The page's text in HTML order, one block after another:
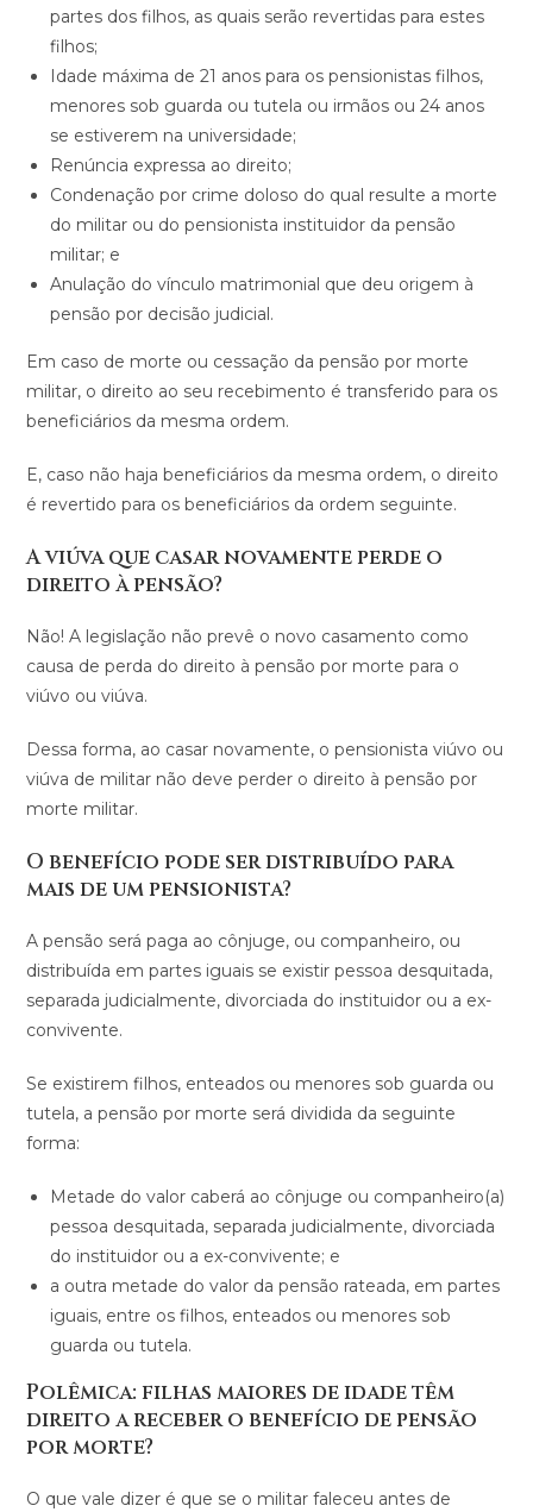
partes dos filhos, as quais serão revertidas para estes
filhos;
Idade máxima de 21 anos para os pensionistas filhos,
menores sob guarda ou tutela ou irmãos ou 24 anos
se estiverem na universidade;
Renúncia expressa ao direito;
Condenação por crime doloso do qual resulte a morte
do militar ou do pensionista instituidor da pensão
militar; e
Anulação do vínculo matrimonial que deu origem à
pensão por decisão judicial.
Em caso de morte ou cessação da pensão por morte
militar, o direito ao seu recebimento é transferido para os
beneficiários da mesma ordem.
E, caso não haja beneficiários da mesma ordem, o direito
é revertido para os beneficiários da ordem seguinte.
A viúva que casar novamente perde o
direito à pensão?
Não! A legislação não prevê o novo casamento como
causa de perda do direito à pensão por morte para o
viúvo ou viúva.
Dessa forma, ao casar novamente, o pensionista viúvo ou
viúva de militar não deve perder o direito à pensão por
morte militar.
O benefício pode ser distribuído para
mais de um pensionista?
A pensão será paga ao cônjuge, ou companheiro, ou
distribuída em partes iguais se existir pessoa desquitada,
separada judicialmente, divorciada do instituidor ou a ex-
convivente.
Se existirem filhos, enteados ou menores sob guarda ou
tutela, a pensão por morte será dividida da seguinte
forma:
Metade do valor caberá ao cônjuge ou companheiro(a)
pessoa desquitada, separada judicialmente, divorciada
do instituidor ou a ex-convivente; e
a outra metade do valor da pensão rateada, em partes
iguais, entre os filhos, enteados ou menores sob
guarda ou tutela.
Polêmica: filhas maiores de idade têm
direito a receber o benefício de pensão
por morte?
O que vale dizer é que se o militar faleceu antes de